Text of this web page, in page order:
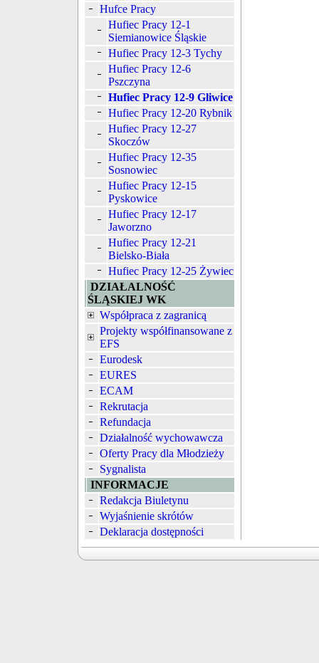
Hufce Pracy
Hufiec Pracy 12-1
Siemianowice Śląskie
Hufiec Pracy 12-3 Tychy
Hufiec Pracy 12-6
Pszczyna
Hufiec Pracy 12-9 Gliwice
Hufiec Pracy 12-20 Rybnik
Hufiec Pracy 12-27
Skoczów
Hufiec Pracy 12-35
Sosnowiec
Hufiec Pracy 12-15
Pyskowice
Hufiec Pracy 12-17
Jaworzno
Hufiec Pracy 12-21
Bielsko-Biała
Hufiec Pracy 12-25 Żywiec
DZIAŁALNOŚĆ
ŚLĄSKIEJ WK
Współpraca z zagranicą
Projekty współfinansowane z
EFS
Eurodesk
EURES
ECAM
Rekrutacja
Refundacja
Działalność wychowawcza
Oferty Pracy dla Młodzieży
Sygnalista
INFORMACJE
Redakcja Biuletynu
Wyjaśnienie skrótów
Deklaracja dostępności